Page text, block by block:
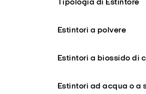
Tipologia di Estintore
Estintori a polvere
Estintori a biossido di
Estintori ad acqua o a